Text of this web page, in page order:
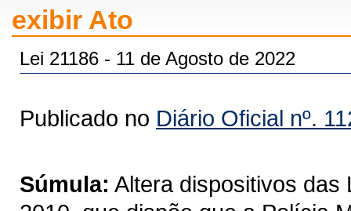
exibir Ato
Lei 21186 - 11 de Agosto de 2022
Publicado no Diário Oficial nº.
Súmula: Altera dispositivos das